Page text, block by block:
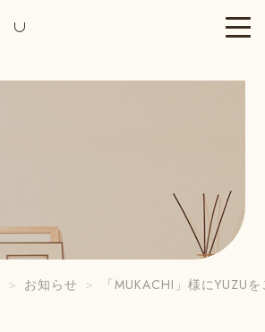
お知らせ 「MUKACHI」様にYUZU